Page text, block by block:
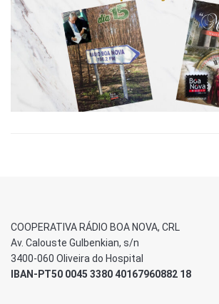
COOPERATIVA RÁDIO BOA NOVA, CRL
Av. Calouste Gulbenkian, s/n
3400-060 Oliveira do Hospital
IBAN-PT50 0045 3380 40167960882 18